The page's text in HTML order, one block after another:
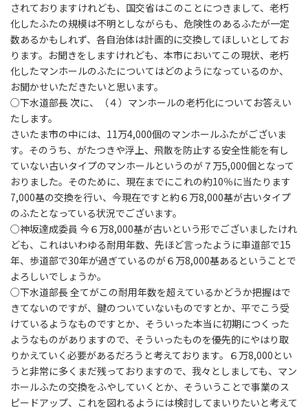
されておりますけれども、国交省はこのことにつきまして、老朽
化したふたの規模は不明としながらも、危険性のあるふたが一定
数あるかもしれず、各自治体は計画的に交換してほしいとしてお
ります。お聞きをしますけれども、本市においてこの現状、老朽
化したマンホールのふたについてはどのようになっているのか、
お聞かせいただきたいと思います。
○下水道部長 次に、（４）マンホールの老朽化についてお答えい
たします。
さいたま市の中には、11万4,000個のマンホールふたがございま
す。そのうち、がたつきや浮上、飛散を防止する安全性能を有し
ていない古いタイプのマンホールというのが７万5,000個となって
おりました。そのために、現在までにこれの約10％に当たります
7,000基の交換を行い、今現在ですと約６万8,000基が古いタイプ
のふたとなっている状況でございます。
○神坂達成委員 今６万8,000基が古いという形でございましたけれ
ども、これはいわゆる耐用年数、先ほど言ったように車道部で15
年、歩道部で30年が過ぎているのが６万8,000基あるということで
よろしいでしょうか。
○下水道部長 全てがこの耐用年数を超えているかどうか把握はで
きてないのですが、鍵のついていないものですとか、平でこう受
けているようなものですとか、そういった本当に初期につくった
ようなものがありますので、そういったものを優先的にやはり取
りかえていく必要があるだろうと考えております。６万8,000とい
うと非常に多くまだ残っておりますので、我々としましても、マン
ホールふたの交換をふやしていくとか、そういうことで事業のス
ピードアップ、これを図れるようには検討してまいりたいと考えて